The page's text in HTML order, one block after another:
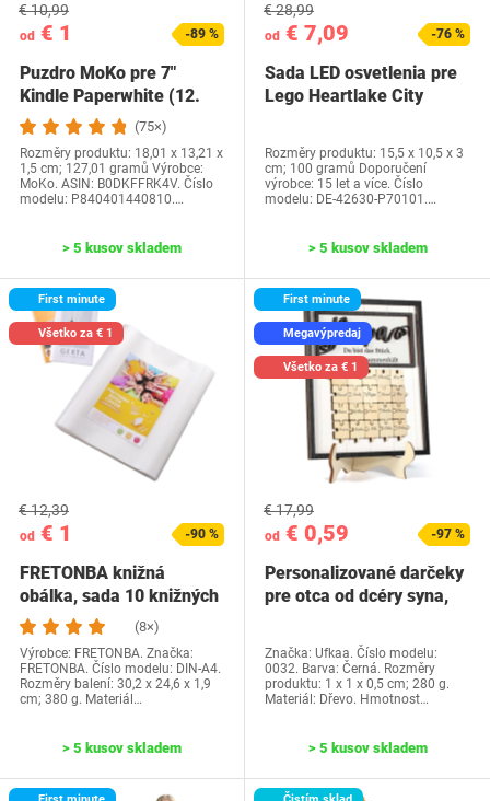
od € 1
€ 10,99
-89 %
Puzdro MoKo pre 7"
Kindle Paperwhite (12.
generácia-2024) a…
(75×)
Rozměry produktu: 18,01 x 13,21 x
1,5 cm; 127,01 gramů Výrobce:
MoKo. ASIN: B0DKFFRK4V. Číslo
modelu: P840401440810.…
> 5 kusov skladem
od € 7,09
€ 28,99
-76 %
Sada LED osvetlenia pre
Lego Heartlake City
Rozměry produktu: 15,5 x 10,5 x 3
cm; 100 gramů Doporučení
výrobce: 15 let a více. Číslo
modelu: DE-42630-P70101.…
> 5 kusov skladem
First minute
Všetko za € 1
od € 1
€ 12,39
-90 %
FRETONBA knižná
obálka, sada 10 knižných
dosiek, priehľadné…
(8×)
Výrobce: FRETONBA. Značka:
FRETONBA. Číslo modelu: DIN-A4.
Rozměry balení: 30,2 x 24,6 x 1,9
cm; 380 g. Materiál…
> 5 kusov skladem
First minute
Megavýpredaj
Všetko za € 1
od € 0,59
€ 17,99
-97 %
Personalizované darčeky
pre otca od dcéry syna,
Značka: Ufkaa. Číslo modelu:
0032. Barva: Černá. Rozměry
produktu: 1 x 1 x 0,5 cm; 280 g.
Materiál: Dřevo. Hmotnost…
> 5 kusov skladem